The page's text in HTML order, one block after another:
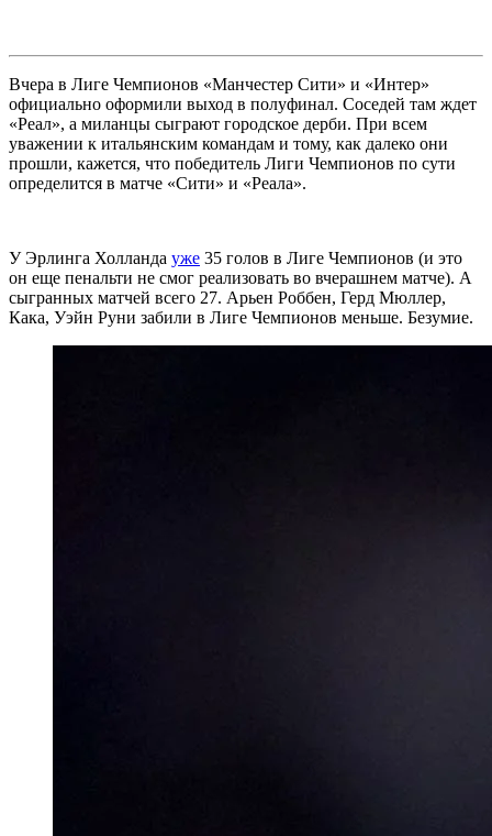
Вчера в Лиге Чемпионов «Манчестер Сити» и «Интер»
официально оформили выход в полуфинал. Соседей там ждет
«Реал», а миланцы сыграют городское дерби. При всем
уважении к итальянским командам и тому, как далеко они
прошли, кажется, что победитель Лиги Чемпионов по сути
определится в матче «Сити» и «Реала».
У Эрлинга Холланда уже 35 голов в Лиге Чемпионов (и это
он еще пенальти не смог реализовать во вчерашнем матче). А
сыгранных матчей всего 27. Арьен Роббен, Герд Мюллер,
Кака, Уэйн Руни забили в Лиге Чемпионов меньше. Безумие.